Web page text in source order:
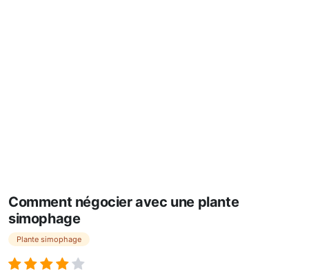
Comment négocier avec une plante
simophage
Plante simophage